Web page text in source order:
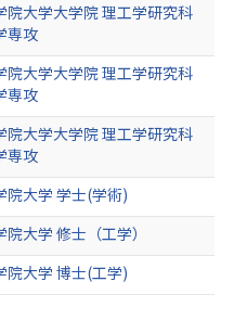
院大学大学院 理工学研究科
専攻
院大学大学院 理工学研究科
専攻
院大学大学院 理工学研究科
専攻
院大学 学士(学術)
院大学 修士（工学）
院大学 博士(工学)